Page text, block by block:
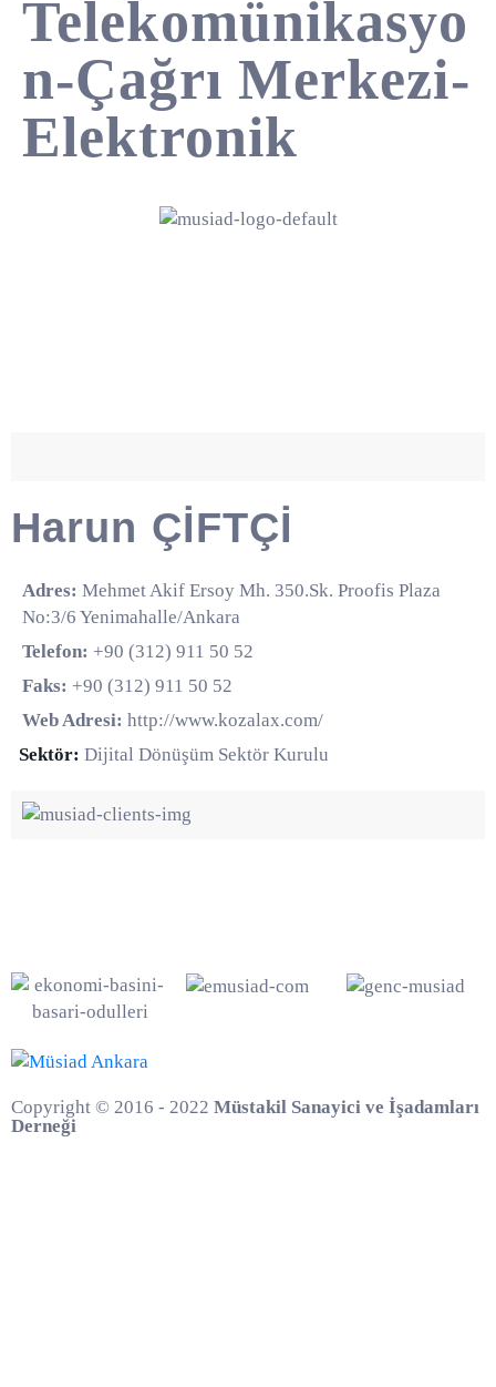
Telekomünikasyo
n-Çağrı Merkezi-
Elektronik
Harun ÇİFTÇİ
Adres: Mehmet Akif Ersoy Mh. 350.Sk. Proofis Plaza
No:3/6 Yenimahalle/Ankara
Telefon: +90 (312) 911 50 52
Faks: +90 (312) 911 50 52
Web Adresi: http://www.kozalax.com/
Sektör: Dijital Dönüşüm Sektör Kurulu
Copyright © 2016 - 2022 Müstakil Sanayici ve İşadamları
Derneği